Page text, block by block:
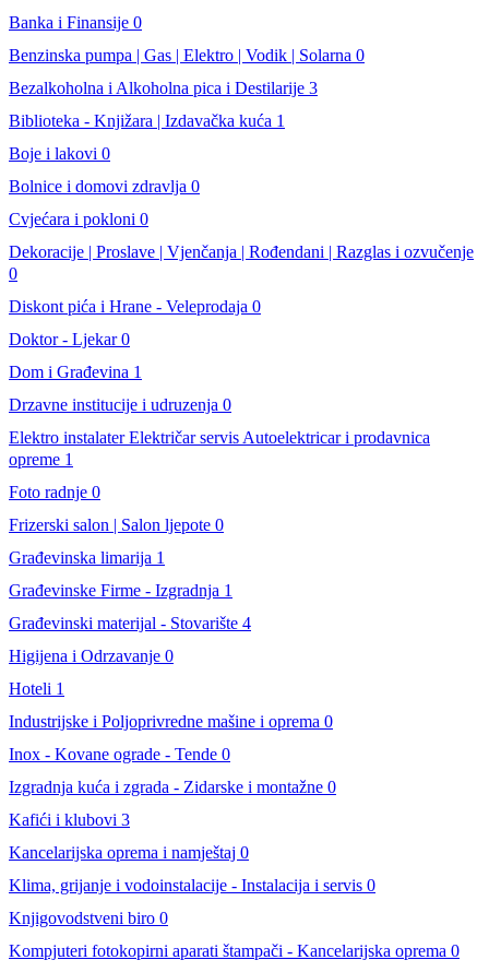
Banka i Finansije 0
Benzinska pumpa | Gas | Elektro | Vodik | Solarna 0
Bezalkoholna i Alkoholna pica i Destilarije 3
Biblioteka - Knjižara | Izdavačka kuća 1
Boje i lakovi 0
Bolnice i domovi zdravlja 0
Cvjećara i pokloni 0
Dekoracije | Proslave | Vjenčanja | Rođendani | Razglas i ozvučenje
0
Diskont pića i Hrane - Veleprodaja 0
Doktor - Ljekar0
Dom i Građevina 1
Drzavne institucije i udruzenja 0
Elektro instalater Električar servis Autoelektricar i prodavnica
opreme 1
Foto radnje 0
Frizerski salon | Salon ljepote 0
Građevinska limarija 1
Građevinske Firme - Izgradnja 1
Građevinski materijal - Stovarište 4
Higijena i Odrzavanje 0
Hoteli 1
Industrijske i Poljoprivredne mašine i oprema 0
Inox - Kovane ograde - Tende 0
Izgradnja kuća i zgrada - Zidarske i montažne 0
Kafići i klubovi 3
Kancelarijska oprema i namještaj 0
Klima, grijanje i vodoinstalacije - Instalacija i servis 0
Knjigovodstveni biro 0
Kompjuteri fotokopirni aparati štampači - Kancelarijska oprema 0